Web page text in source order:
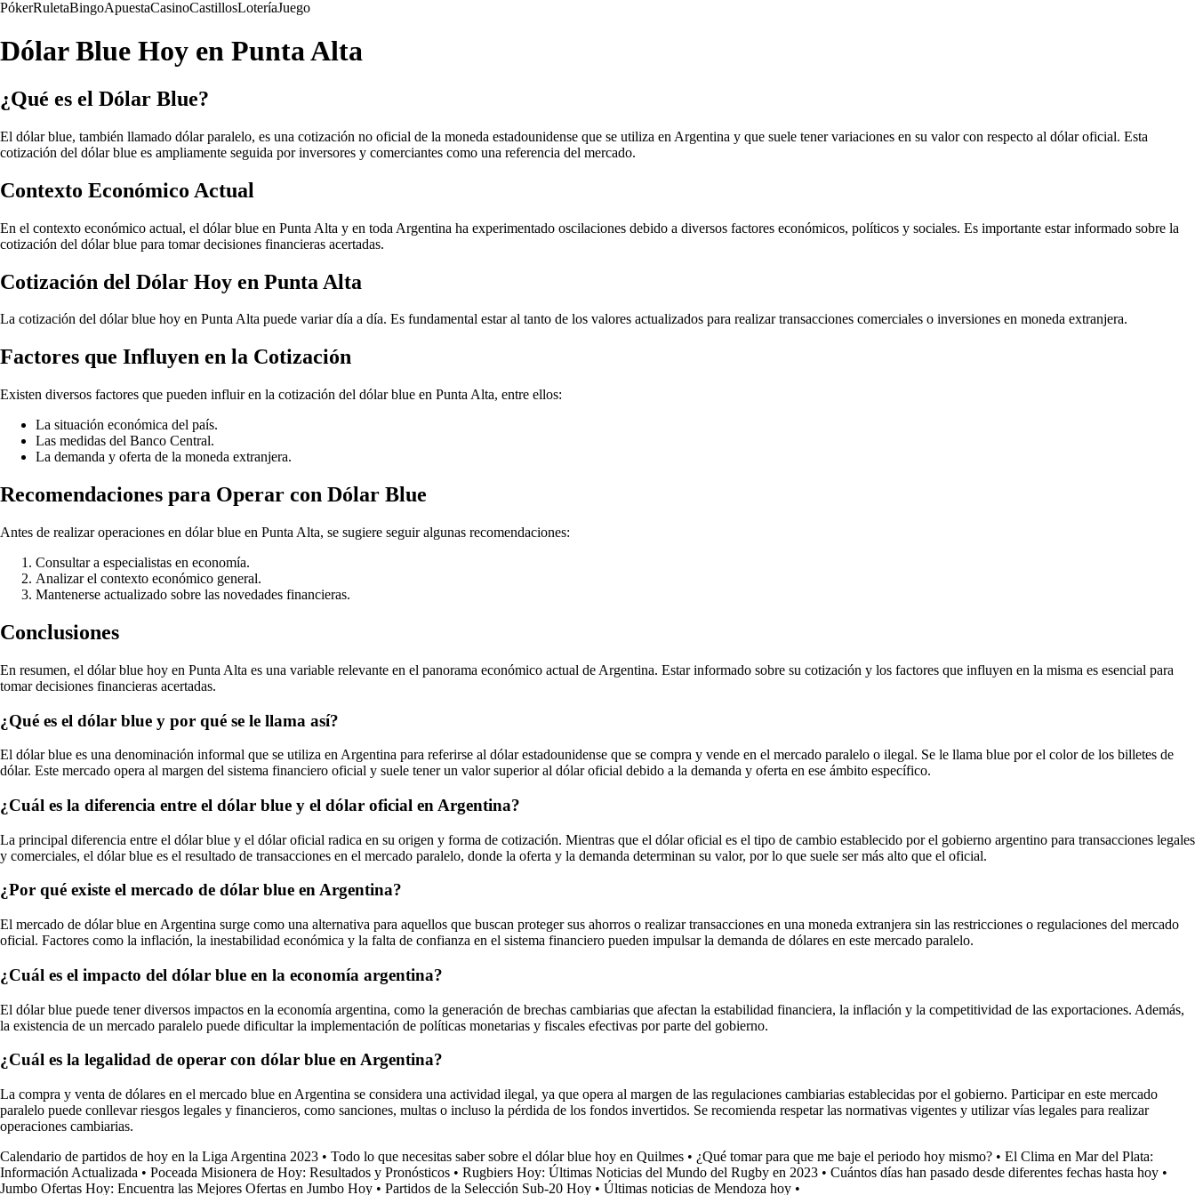
PókerRuletaBingoApuestaCasinoCastillosLoteríaJuego
Dólar Blue Hoy en Punta Alta
¿Qué es el Dólar Blue?
El dólar blue, también llamado dólar paralelo, es una cotización no oficial de la moneda estadounidense que se utiliza en Argentina y que suele tener variaciones en su valor con respecto al dólar oficial. Esta
cotización del dólar blue es ampliamente seguida por inversores y comerciantes como una referencia del mercado.
Contexto Económico Actual
En el contexto económico actual, el dólar blue en Punta Alta y en toda Argentina ha experimentado oscilaciones debido a diversos factores económicos, políticos y sociales. Es importante estar informado sobre la
cotización del dólar blue para tomar decisiones financieras acertadas.
Cotización del Dólar Hoy en Punta Alta
La cotización del dólar blue hoy en Punta Alta puede variar día a día. Es fundamental estar al tanto de los valores actualizados para realizar transacciones comerciales o inversiones en moneda extranjera.
Factores que Influyen en la Cotización
Existen diversos factores que pueden influir en la cotización del dólar blue en Punta Alta, entre ellos:
La situación económica del país.
Las medidas del Banco Central.
La demanda y oferta de la moneda extranjera.
Recomendaciones para Operar con Dólar Blue
Antes de realizar operaciones en dólar blue en Punta Alta, se sugiere seguir algunas recomendaciones:
Consultar a especialistas en economía.
Analizar el contexto económico general.
Mantenerse actualizado sobre las novedades financieras.
Conclusiones
En resumen, el dólar blue hoy en Punta Alta es una variable relevante en el panorama económico actual de Argentina. Estar informado sobre su cotización y los factores que influyen en la misma es esencial para
tomar decisiones financieras acertadas.
¿Qué es el dólar blue y por qué se le llama así?
El dólar blue es una denominación informal que se utiliza en Argentina para referirse al dólar estadounidense que se compra y vende en el mercado paralelo o ilegal. Se le llama blue por el color de los billetes de
dólar. Este mercado opera al margen del sistema financiero oficial y suele tener un valor superior al dólar oficial debido a la demanda y oferta en ese ámbito específico.
¿Cuál es la diferencia entre el dólar blue y el dólar oficial en Argentina?
La principal diferencia entre el dólar blue y el dólar oficial radica en su origen y forma de cotización. Mientras que el dólar oficial es el tipo de cambio establecido por el gobierno argentino para transacciones legales
y comerciales, el dólar blue es el resultado de transacciones en el mercado paralelo, donde la oferta y la demanda determinan su valor, por lo que suele ser más alto que el oficial.
¿Por qué existe el mercado de dólar blue en Argentina?
El mercado de dólar blue en Argentina surge como una alternativa para aquellos que buscan proteger sus ahorros o realizar transacciones en una moneda extranjera sin las restricciones o regulaciones del mercado
oficial. Factores como la inflación, la inestabilidad económica y la falta de confianza en el sistema financiero pueden impulsar la demanda de dólares en este mercado paralelo.
¿Cuál es el impacto del dólar blue en la economía argentina?
El dólar blue puede tener diversos impactos en la economía argentina, como la generación de brechas cambiarias que afectan la estabilidad financiera, la inflación y la competitividad de las exportaciones. Además,
la existencia de un mercado paralelo puede dificultar la implementación de políticas monetarias y fiscales efectivas por parte del gobierno.
¿Cuál es la legalidad de operar con dólar blue en Argentina?
La compra y venta de dólares en el mercado blue en Argentina se considera una actividad ilegal, ya que opera al margen de las regulaciones cambiarias establecidas por el gobierno. Participar en este mercado
paralelo puede conllevar riesgos legales y financieros, como sanciones, multas o incluso la pérdida de los fondos invertidos. Se recomienda respetar las normativas vigentes y utilizar vías legales para realizar
operaciones cambiarias.
Calendario de partidos de hoy en la Liga Argentina 2023 • Todo lo que necesitas saber sobre el dólar blue hoy en Quilmes • ¿Qué tomar para que me baje el periodo hoy mismo? • El Clima en Mar del Plata:
Información Actualizada • Poceada Misionera de Hoy: Resultados y Pronósticos • Rugbiers Hoy: Últimas Noticias del Mundo del Rugby en 2023 • Cuántos días han pasado desde diferentes fechas hasta hoy •
Jumbo Ofertas Hoy: Encuentra las Mejores Ofertas en Jumbo Hoy • Partidos de la Selección Sub-20 Hoy • Últimas noticias de Mendoza hoy •